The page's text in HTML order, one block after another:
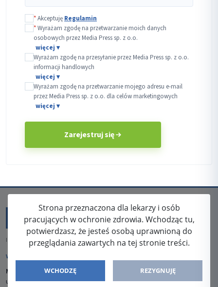
*Akceptuję Regulamin
*Wyrażam zgodę na przetwarzanie moich danych
osobowych przez Media Press sp. z o.o.
Wyrażam zgodę na przesyłanie przez Media Press sp. z o.o.
informacji handlowych
Wyrażam zgodę na przetwarzanie mojego adresu e-mail
przez Media Press sp. z o.o. dla celów marketingowych
Zarejestruj się
Strona przeznaczona dla lekarzy i osób
pracujących w ochronie zdrowia. Wchodząc tu,
potwierdzasz, że jesteś osobą uprawnioną do
przeglądania zawartych na tej stronie treści.
WCHODZĘ REZYGNUJĘ
ISSN: 2080-5438
WYDAWCA
Media-Press Sp. z o.o.
ul. Gwiaździsta 7B/8